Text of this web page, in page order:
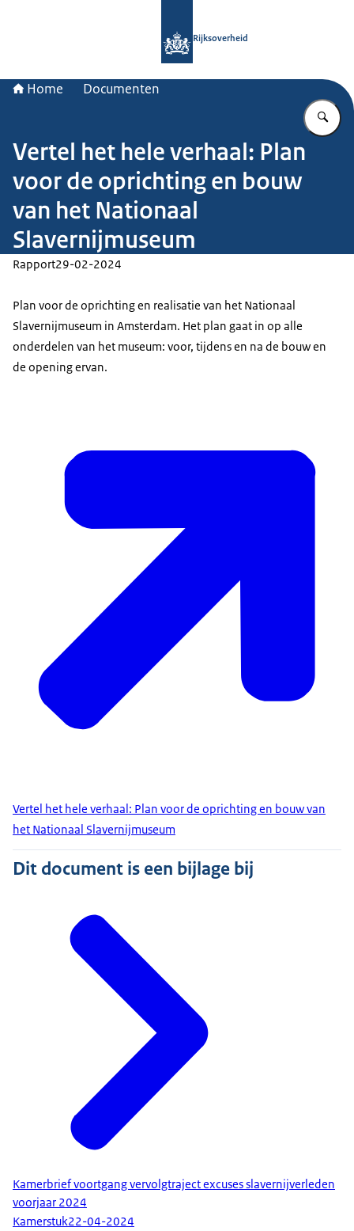
Rijksoverheid
Home Documenten
Vertel het hele verhaal: Plan
voor de oprichting en bouw
van het Nationaal
Slavernijmuseum
Rapport29-02-2024
Plan voor de oprichting en realisatie van het Nationaal
Slavernijmuseum in Amsterdam. Het plan gaat in op alle
onderdelen van het museum: voor, tijdens en na de bouw en
de opening ervan.
Vertel het hele verhaal: Plan voor de oprichting en bouw van
het Nationaal Slavernijmuseum
Dit document is een bijlage bij
Kamerbrief voortgang vervolgtraject excuses slavernijverleden
voorjaar 2024
Kamerstuk22-04-2024